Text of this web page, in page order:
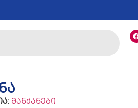
მანქანები